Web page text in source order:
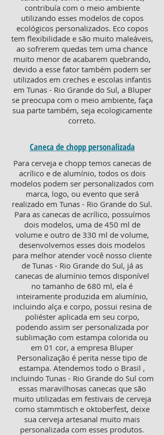
contribuía com o meio ambiente
utilizando esses modelos de copos
ecológicos personalizados. Eco copos
tem flexibilidade e são muito maleáveis,
ao sofrerem quedas tem uma chance
muito menor de acabarem quebrando,
devido a esse fator também podem ser
utilizados em creches e escolas infantis
em Tunas - Rio Grande do Sul, a Bluper
se preocupa com o meio ambiente, faça
sua parte também, seja ecologicamente
correto.
Caneca de chopp personalizada
Para cerveja e chopp temos canecas de
acrílico e de alumínio, todos os dois
modelos podem ser personalizados com
marca, logo, ou evento que será
realizado em Tunas - Rio Grande do Sul.
Para as canecas de acrílico, possuímos
dois modelos, uma de 450 ml de
volume e outro de 330 ml de volume,
desenvolvemos esses dois modelos
para melhor atender você nosso cliente
de Tunas - Rio Grande do Sul, já as
canecas de alumínio temos disponível
no tamanho de 680 ml, ela é
inteiramente produzida em alumínio,
incluindo alça e corpo, possui resina de
poliéster aplicada em seu corpo,
podendo assim ser personalizada por
sublimação com estampa colorida ou
em 01 cor, a empresa Bluper
Personalização é perita nesse tipo de
estampa. Atendemos todo o Brasil ,
incluindo Tunas - Rio Grande do Sul com
essas maravilhosas canecas que são
muito utilizadas em festivais de cerveja
como stammtisch e oktoberfest, deixe
sua cerveja artesanal muito mais
personalizada com esses produtos.